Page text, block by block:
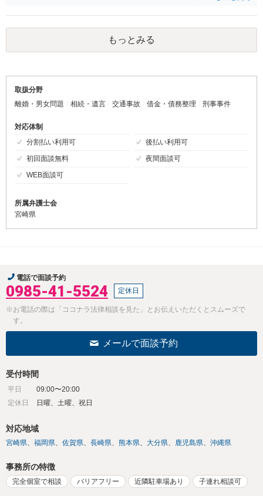
そのため、８０万円がひとつの目安になると思います。
もっとみる
取扱分野
離婚・男女問題
相続・遺言 交通事故 借金・債務整理 刑事事件
対応体制
分割払い利用可
後払い利用可
初回面談無料
夜間面談可
WEB面談可
所属弁護士会
宮崎県
電話で面談予約
0985-41-5524 定休日
※お電話の際は「ココナラ法律相談を見た」とお伝えいただくとスムーズで
す。
メールで面談予約
受付時間
平日
09:00〜20:00
定休日
日曜、土曜、祝日
対応地域
宮崎県 福岡県 佐賀県 長崎県 熊本県 大分県 鹿児島県 沖縄県
事務所の特徴
完全個室で相談 バリアフリー 近隣駐車場あり 子連れ相談可